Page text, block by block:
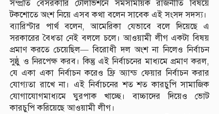
সম্প্রতি বেসরকারি টেলিভিশনে সমসাময়িক রাজনীতি বিষয়ে
টকশোতে অংশ নিয়ে এসব কথা বলেন সাবেক এই সংসদ সদস্য।
ব্যারিস্টার পার্থ বলেন, আমেরিকা যেভাবে বলে দিয়েছে এ
সরকারের বৈধতা নেই বললে চলে। আওয়ামী লীগ একটা বিষয়
প্রমাণ করতে চেয়েছিল— বিরোধী দল অংশ না নিলেও নির্বাচন
সুষ্ঠু ও নিরপেক্ষ করব। কিন্তু এই নির্বাচনের মাধ্যমে প্রমাণ করল,
যে একা একা নির্বাচন করেও ফ্রি অ্যান্ড ফেয়ার নির্বাচন করার
যোগ্যতা রাখে না। এই নির্বাচনের শত শত কারচুপি সামাজিক
যোগাযোগমাধ্যমে ঘুরপাক খাচ্ছে। বাচ্চাদের দিয়েও ভোট
কারচুপি করিয়েছে আওয়ামী লীগ।